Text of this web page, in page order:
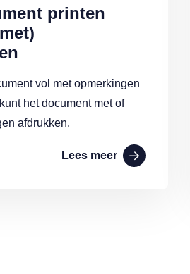
printen
vol met opmerkingen
het document met of
afdrukken.
Lees meer